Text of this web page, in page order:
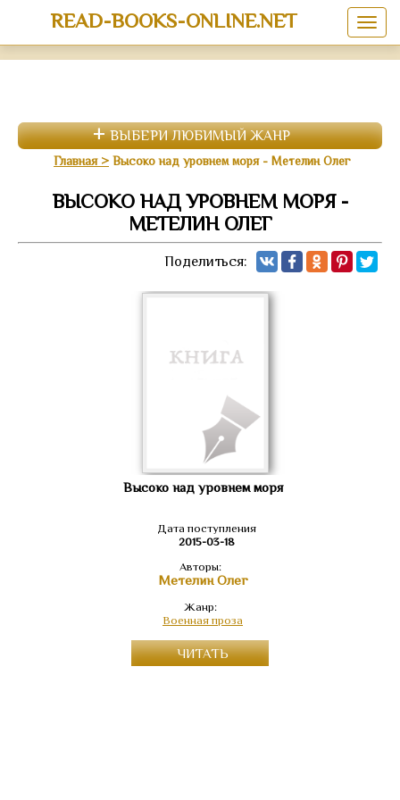
READ-BOOKS-ONLINE.NET
ВЫБЕРИ ЛЮБИМЫЙ ЖАНР
Главная Высоко над уровнем моря - Метелин Олег
ВЫСОКО НАД УРОВНЕМ МОРЯ -
МЕТЕЛИН ОЛЕГ
Поделиться:
Высоко над уровнем моря
Дата поступления
2015-03-18
Авторы:
Метелин Олег
Жанр:
Военная проза
ЧИТАТЬ